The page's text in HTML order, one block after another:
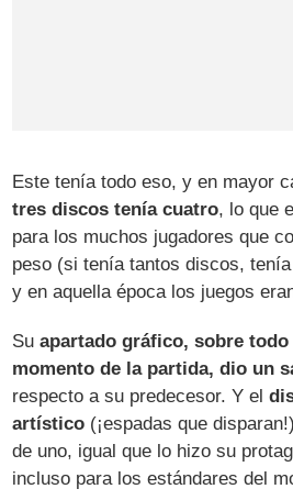
Este tenía todo eso, y en mayor
tres discos tenía cuatro, lo que
para los muchos jugadores que
peso (si tenía tantos discos,
y en aquella época los juegos
Suapartado gráfico, sobre
momento de la partida, dio un
respecto a su predecesor. Y el
artístico (¡espadas que
de uno, igual que lo hizo su
incluso para los estándares del